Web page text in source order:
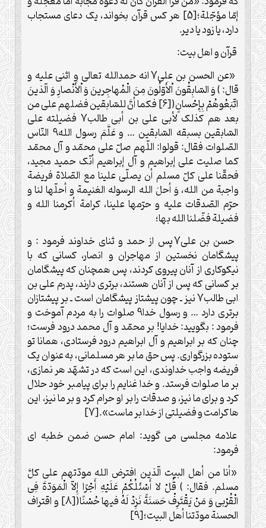
إمّا مؤجّلة؛[5] هر کس قرآن بخواند، یک دعای مستجاب
دارد، یا زود یا دیر.
قرآن و اهل بیت:
«عن الحسن بن علی7 انه حمدالله تعالی و اثنی علیه و
قال: ) وَ السّابِقُونَ اْلأَوّلُونَ مِنَ الْمُهاجِرینَ وَ اْلأَنْصارِ وَ الّذینَ
اتّبَعُوهُمْ بِإِحْسانٍ([6] فکما أنَّ للسّابقین فضلهم علی من
بعد هم کذلک لأبی علی بن أبی طالب7 فضیلته علی
السّابقین بسبقه السّابقین … و عَلَّمَ رسول الله9 النّاس
الصّلوات فقال: قولوا: اللّهم صلّ علی محمّد و آل محمّد
کما صلیت علی إبراهیم و آل إبراهیم أنّک حمید مجید،
فحقّنا علی کلّ مسلم أن یصلّی علینا مع الصّلاة فریضة
واجبة من الله، وَ أحلَ الله الرسوله الغنیمة و أحلّها لنا و
حرّم الصّدقات علیه و حرّمها علینا، کرامة أکرمنا الله و
فضیلة فضّلنا الله بها؛
حسن بن علی7 پس از حمد و ثنای خداوند فرمود : و
پیشگامان نخستین از مهاجران و انصار، کسانی که با
نیکوکاری از آنان پیروی کردند، پس همچنان که پیشگامان
بر کسانی که پس از آنان هستند، برتری دارند، پدرم علی بن
ابی طالب7 نیز ـ چون پیشتاز پیشگامان است ـ بر پیشتازان
برتری دارد … و رسول خدا9 صلوات را به مردم آموخت و
فرمود : بگویید: خدایا! بر محمّد و آل محمد درود فرست؛
چنان که بر ابراهیم و آل ابراهیم درود فرستادی، همانا تو
ستوده بزرگواری. پس حق ما بر هر مسلمانی، به عنوان یک
فریضه واجب خداوندی، این است که در تشهّد هر نمازی،
بر ما صلوات فرستد. و خدا غنایم را برای پیامبر خود حلال
کرد و برای ما نیز، و صدقات را بر او حرام کرد و بر ما نیز، این
ها کرامت و فضیلتی از خدا بر ماست».[7]
علامه مجلسی می گوید: امام حسن ضمن خطبه ای
فرمود:
«أنا من أهل البیت الّذین افترض الله مودّتهم علی کلَّ
مسلم. فقال: ) قُلْ لا أَسْئَلُکُمْ عَلَیْهِ أَجْرًا إِلاّ الْمَوَدّةَ فِی
الْقُرْبی وَ مَنْ یَقْتَرِفْ حَسَنَةً نَزِدْ لَهُ فیها حُسْنًا([8] و اقتراف
الحسنة مودّتنا أهل البیت؛[9]